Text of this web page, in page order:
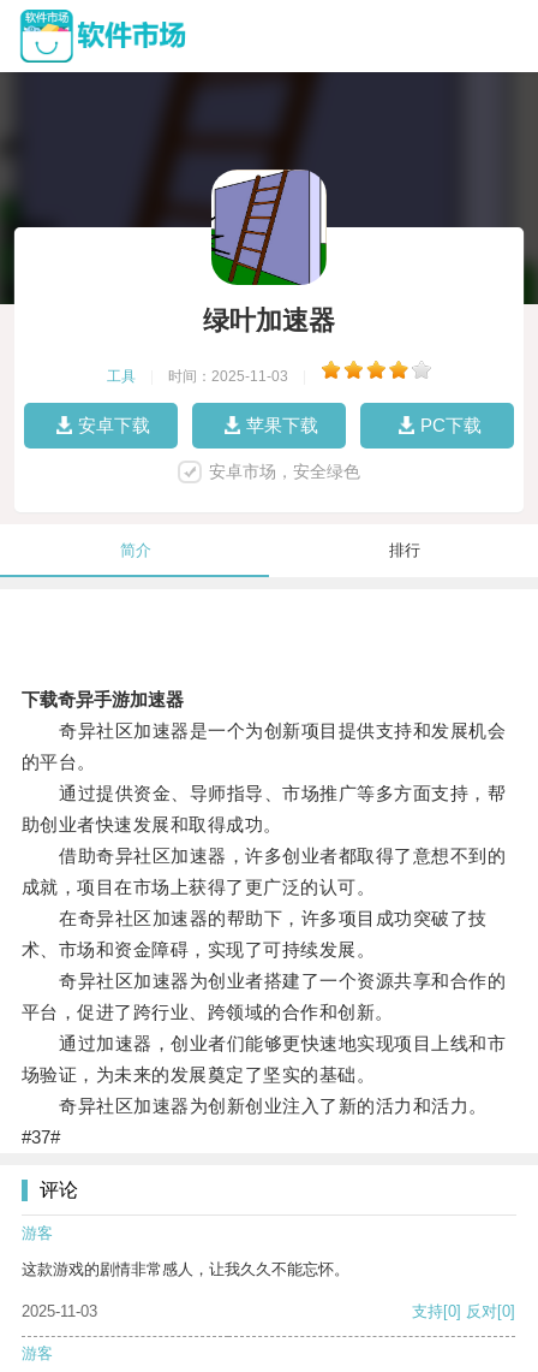
绿叶加速器
工具 时间：2025-11-03
安卓下载 苹果下载 PC下载
安卓市场，安全绿色
简介 排行
下载奇异手游加速器
奇异社区加速器是一个为创新项目提供支持和发展机会
的平台。
通过提供资金、导师指导、市场推广等多方面支持，帮
助创业者快速发展和取得成功。
借助奇异社区加速器，许多创业者都取得了意想不到的
成就，项目在市场上获得了更广泛的认可。
在奇异社区加速器的帮助下，许多项目成功突破了技
术、市场和资金障碍，实现了可持续发展。
奇异社区加速器为创业者搭建了一个资源共享和合作的
平台，促进了跨行业、跨领域的合作和创新。
通过加速器，创业者们能够更快速地实现项目上线和市
场验证，为未来的发展奠定了坚实的基础。
奇异社区加速器为创新创业注入了新的活力和活力。
#37#
评论
游客
这款游戏的剧情非常感人，让我久久不能忘怀。
2025-11-03 支持[0] 反对[0]
游客